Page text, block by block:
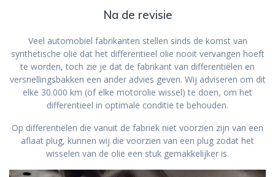
Na de revisie
Veel automobiel fabrikanten stellen sinds de komst van
synthetische olie dat het differentieel olie nooit vervangen hoeft
te worden, toch zie je dat de fabrikant van differentiëlen en
versnellingsbakken een ander advies geven. Wij adviseren om dit
elke 30.000 km (of elke motorolie wissel) te doen, om het
differentieel in optimale conditie te behouden.
Op differentiëlen die vanuit de fabriek niet voorzien zijn van een
aflaat plug, kunnen wij die voorzien van een plug zodat het
wisselen van de olie een stuk gemakkelijker is.